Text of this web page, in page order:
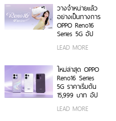
Edition Gift Box
สุดเอ็กซ์คลูซีฟ
ร่วมสนุกได้ตั้งแต่
6 ก.ค. – 17 ส.ค.
วางจำหน่ายแล้ว
อย่างเป็นทางการ
OPPO Reno16
Series 5G อัป
กว้างพิเศษ
0.6x ถ่ายคนสวย
สีผิวเป็น
ธรรมชาติทั้งภาพ
นิ่งและวิดีโอ ใน
ราคาเริ่มต้นเพียง
15,999 บาท
LEAD MORE
ใหม่ล่าสุด OPPO
Reno16 Series
5G ราคาเริ่มต้น
15,999 บาท อัป
กว้างพิเศษ
LEAD MORE